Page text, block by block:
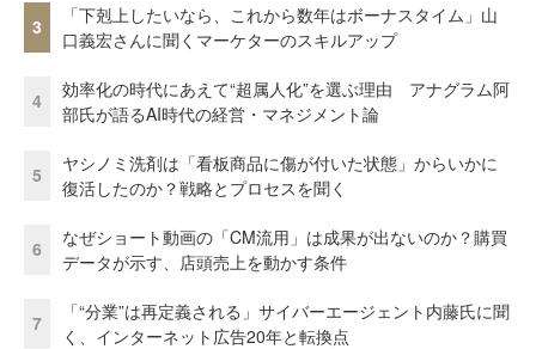
3
「下剋上したいなら、これから数年はボーナスタイム」山
口義宏さんに聞くマーケターのスキルアップ
4
効率化の時代にあえて“超属人化”を選ぶ理由 アナグラム阿
部氏が語るAI時代の経営・マネジメント論
5
ヤシノミ洗剤は「看板商品に傷が付いた状態」からいかに
復活したのか？戦略とプロセスを聞く
6
なぜショート動画の「CM流用」は成果が出ないのか？購買
データが示す、店頭売上を動かす条件
7
「“分業”は再定義される」サイバーエージェント内藤氏に聞
く、インターネット広告20年と転換点